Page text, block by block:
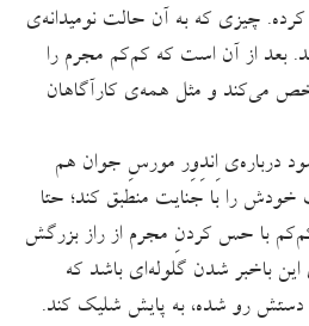
کرده. چیزی که به آن حالت نومیدانه‌ی
بعد از آن است که کم‌کم مجرم را
می‌کند و مثل همه‌ی کارآگاهان
درباره‌ی اِندِوِر مورسِ جوان هم
را با جنایت منطبق کند؛ حتا
کم‌کم با حس کردنِ مجرم از راز بزرگش
این باخبر شدن گلوله‌ای باشد که
دستش رو شده، به پایش شلیک کند.